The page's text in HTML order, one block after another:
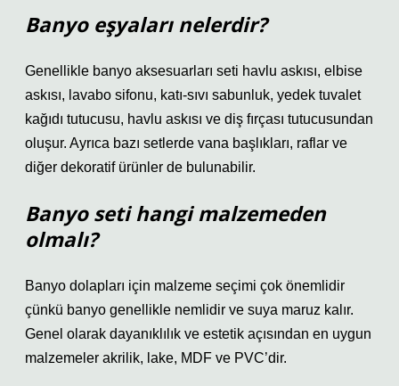
Banyo eşyaları nelerdir?
Genellikle banyo aksesuarları seti havlu askısı, elbise
askısı, lavabo sifonu, katı-sıvı sabunluk, yedek tuvalet
kağıdı tutucusu, havlu askısı ve diş fırçası tutucusundan
oluşur. Ayrıca bazı setlerde vana başlıkları, raflar ve
diğer dekoratif ürünler de bulunabilir.
Banyo seti hangi malzemeden
olmalı?
Banyo dolapları için malzeme seçimi çok önemlidir
çünkü banyo genellikle nemlidir ve suya maruz kalır.
Genel olarak dayanıklılık ve estetik açısından en uygun
malzemeler akrilik, lake, MDF ve PVC’dir.